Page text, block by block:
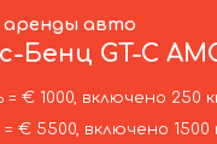
авто
Бенц GT-C
= € 1000, включено 250
€ 5500, включено 1500